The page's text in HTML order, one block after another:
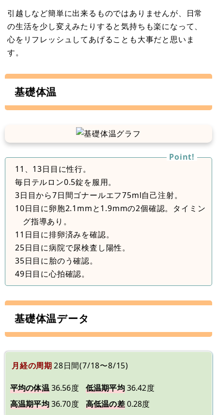
引越しなど簡単に出来るものではありませんが、日常
の生活を少し変えみたりすると気持ちも楽になって、
心をリフレッシュしてあげることも大事だと思いま
す。
基礎体温
11、13日目に性行。
毎日テルロン0.5錠を服用。
3日目から7日間ゴナールエフ75ml自己注射。
10日目に卵胞2.1mmと1.9mmの2個確認。タイミン
グ指導あり。
11日目に排卵済みを確認。
25日目に病院で尿検査し陽性。
35日目に胎のう確認。
49日目に心拍確認。
基礎体温データ
月経の周期28日間(7/18〜8/15)
平均の体温36.56度 低温期平均36.42度
高温期平均36.70度 高低温の差0.28度